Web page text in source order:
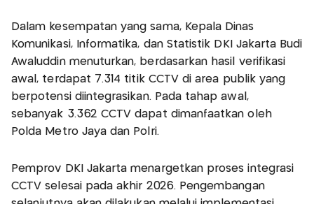
Dalam kesempatan yang sama, Kepala Dinas
Komunikasi, Informatika, dan Statistik DKI Jakarta Budi
Awaluddin menuturkan, berdasarkan hasil verifikasi
awal, terdapat 7.314 titik CCTV di area publik yang
berpotensi diintegrasikan. Pada tahap awal,
sebanyak 3.362 CCTV dapat dimanfaatkan oleh
Polda Metro Jaya dan Polri.
Pemprov DKI Jakarta menargetkan proses integrasi
CCTV selesai pada akhir 2026. Pengembangan